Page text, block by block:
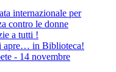
internazionale per
contro le donne
a tutti !
apre… in Biblioteca!
- 14 novembre